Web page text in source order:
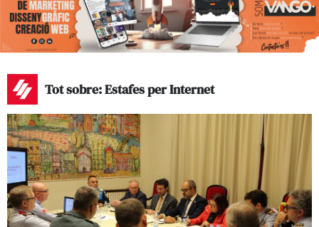
Tot sobre: Estafes per Internet